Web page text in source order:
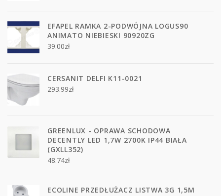
EFAPEL RAMKA 2-PODWÓJNA LOGUS90
ANIMATO NIEBIESKI 90920ZG
39.00zł
CERSANIT DELFI K11-0021
293.99zł
GREENLUX - OPRAWA SCHODOWA
DECENTLY LED 1,7W 2700K IP44 BIAŁA
(GXLL352)
48.74zł
ECOLINE PRZEDŁUŻACZ LISTWA 3G 1,5M